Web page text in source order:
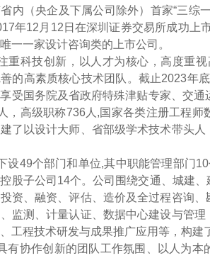
省内（央企及下属公司除外）首家“三综
年12月12日在深圳证券交易所成功上
一一家设计咨询类的上市公司。
重科技创新，以人才为核心，高度重
的高素质核心技术团队。截止2023年底
受国务院及省政府特殊津贴专家、交
，高级职称736 人 ,国家各类注册工程师
了以设计大师、省部级学术技术带头
设49个部门和单位,其中职能管理部门10
股子公司14个。公司围绕交通、城建
资、融资、评估、造价及全过程咨询
监测、计量认证、数据中心建设与管
工程技术研发与成果推广应用等，构建
有协作创新的团队工作氛围、以人为